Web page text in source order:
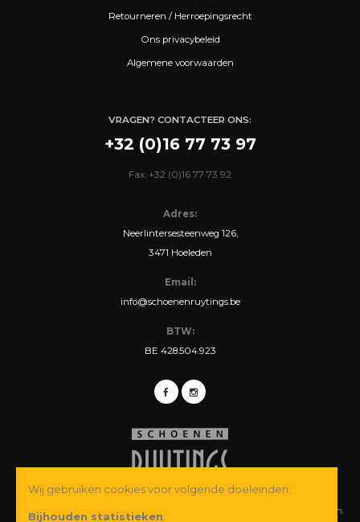
Retourneren / Herroepingsrecht
Ons privacybeleid
Algemene voorwaarden
VRAGEN? CONTACTEER ONS:
+32 (0)16 77 73 97
Fax: +32 (0)16 77 73 92
Adres:
Neerlintersesteenweg 126,
3471 Hoeleden
Email:
info@schoenenruytings.be
BTW:
BE 428.504.923
© Copyright 2026 Schoenen Ruytings BVBA. Alle rechten voorbehouden.
Wij gebruiken cookies voor volgende doeleinden:
Bijhouden statistieken